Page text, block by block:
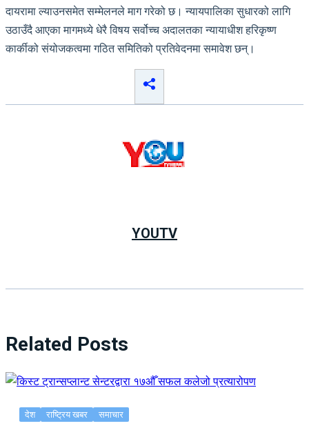
दायरामा ल्याउनसमेत सम्मेलनले माग गरेको छ। न्यायपालिका सुधारको लागि
उठाउँदै आएका मागमध्ये धेरै विषय सर्वोच्च अदालतका न्यायाधीश हरिकृष्ण
कार्कीको संयोजकत्वमा गठित समितिको प्रतिवेदनमा समावेश छन्।
YOUTV
Related Posts
देश राष्ट्रिय खबर समाचार